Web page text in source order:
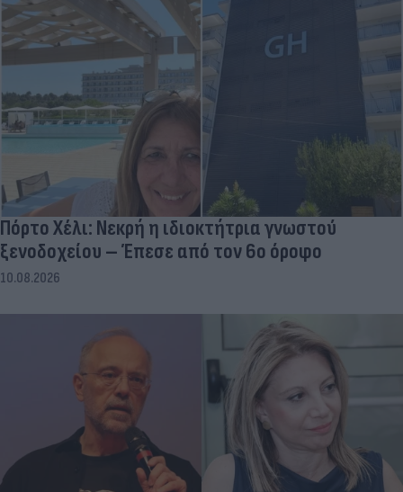
Πόρτο Χέλι: Νεκρή η ιδιοκτήτρια γνωστού
ξενοδοχείου – Έπεσε από τον 6ο όροφο
10.08.2026